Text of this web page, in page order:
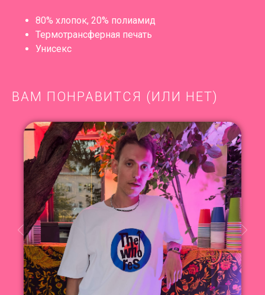
80% хлопок, 20% полиамид
Термотрансферная печать
Унисекс
ВАМ ПОНРАВИТСЯ (ИЛИ НЕТ)